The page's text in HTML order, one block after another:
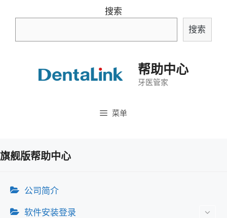
搜索
搜索
帮助中心
牙医管家
菜单
旗舰版帮助中心
公司简介
软件安装登录